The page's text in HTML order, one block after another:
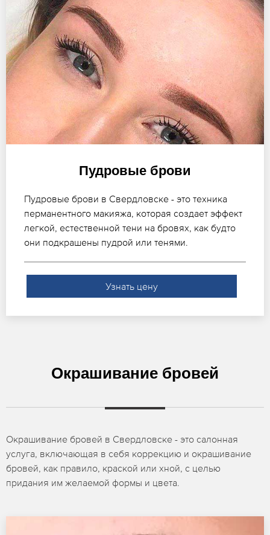
Пудровые брови
Пудровые брови в Свердловске - это техника
перманентного макияжа, которая создает эффект
легкой, естественной тени на бровях, как будто
они подкрашены пудрой или тенями.
Узнать цену
Окрашивание бровей
Окрашивание бровей в Свердловске - это салонная
услуга, включающая в себя коррекцию и окрашивание
бровей, как правило, краской или хной, с целью
придания им желаемой формы и цвета.